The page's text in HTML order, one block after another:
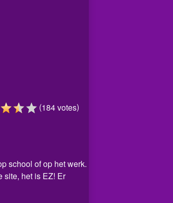
(184votes)
school of op het werk.
site, het is EZ! Er